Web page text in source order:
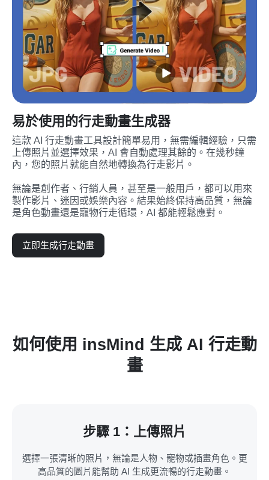
易於使用的行走動畫生成器
這款 AI 行走動畫工具設計簡單易用，無需編輯經驗，只需
上傳照片並選擇效果，AI 會自動處理其餘的。在幾秒鐘
內，您的照片就能自然地轉換為行走影片。
無論是創作者、行銷人員，甚至是一般用戶，都可以用來
製作影片、迷因或娛樂內容。結果始終保持高品質，無論
是角色動畫還是寵物行走循環，AI 都能輕鬆應對。
立即生成行走動畫
如何使用 insMind 生成 AI 行走動
畫
步驟 1：上傳照片
選擇一張清晰的照片，無論是人物、寵物或插畫角色。更
高品質的圖片能幫助 AI 生成更流暢的行走動畫。